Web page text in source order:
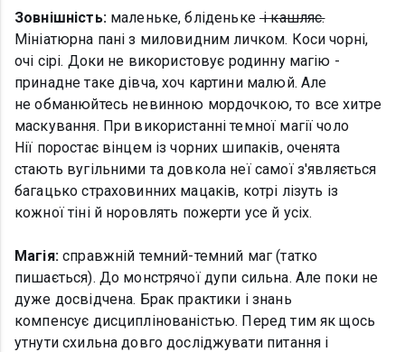
Зовнішність:маленьке, бліденьке і кашляє.
Мініатюрна пані з миловидним личком. Коси чорні,
очі сірі. Доки не використовує родинну магію -
принадне таке дівча, хоч картини малюй. Але
не обманюйтесь невинною мордочкою, то все хитре
маскування. При використанні темної магії чоло
Нії поростає вінцем із чорних шипаків, оченята
стають вугільними та довкола неї самої з'являється
багацько страховинних мацаків, котрі лізуть із
кожної тіні й норовлять пожерти усе й усіх.
Магія:справжній темний-темний маг (татко
пишається). До монстрячої дупи сильна. Але поки не
дуже досвідчена. Брак практики і знань
компенсує дисциплінованістью. Перед тим як щось
утнути схильна довго досліджувати питання і